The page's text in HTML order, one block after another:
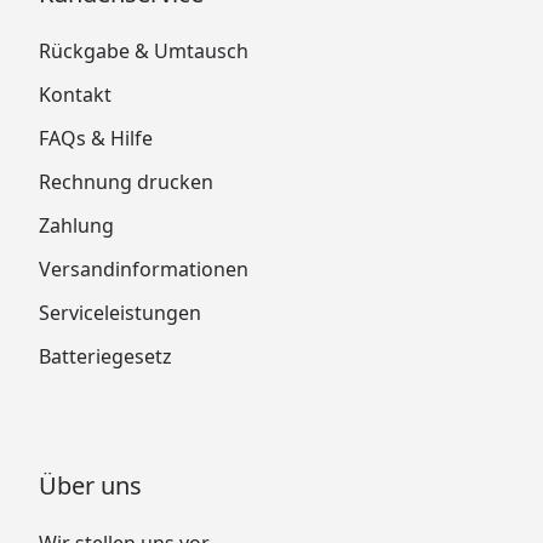
Rückgabe & Umtausch
Kontakt
FAQs & Hilfe
Rechnung drucken
Zahlung
Versandinformationen
Serviceleistungen
Batteriegesetz
Über uns